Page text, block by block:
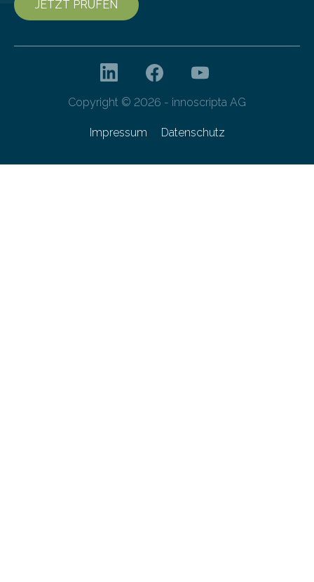
JETZT PRÜFEN
Copyright © 2026 - innoscripta AG
Impressum Datenschutz